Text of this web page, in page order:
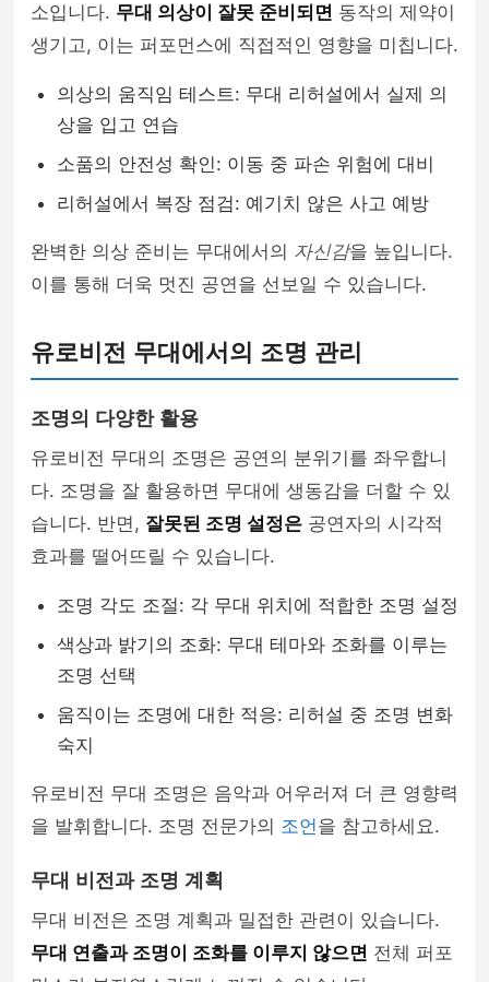
소입니다. 무대 의상이 잘못 준비되면 동작의 제약이
생기고, 이는 퍼포먼스에 직접적인 영향을 미칩니다.
의상의 움직임 테스트: 무대 리허설에서 실제 의
상을 입고 연습
소품의 안전성 확인: 이동 중 파손 위험에 대비
리허설에서 복장 점검: 예기치 않은 사고 예방
완벽한 의상 준비는 무대에서의 자신감을 높입니다.
이를 통해 더욱 멋진 공연을 선보일 수 있습니다.
유로비전 무대에서의 조명 관리
조명의 다양한 활용
유로비전 무대의 조명은 공연의 분위기를 좌우합니
다. 조명을 잘 활용하면 무대에 생동감을 더할 수 있
습니다. 반면, 잘못된 조명 설정은 공연자의 시각적
효과를 떨어뜨릴 수 있습니다.
조명 각도 조절: 각 무대 위치에 적합한 조명 설정
색상과 밝기의 조화: 무대 테마와 조화를 이루는
조명 선택
움직이는 조명에 대한 적응: 리허설 중 조명 변화
숙지
유로비전 무대 조명은 음악과 어우러져 더 큰 영향력
을 발휘합니다. 조명 전문가의 조언을 참고하세요.
무대 비전과 조명 계획
무대 비전은 조명 계획과 밀접한 관련이 있습니다.
무대 연출과 조명이 조화를 이루지 않으면 전체 퍼포